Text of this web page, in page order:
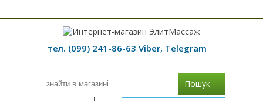
тел. (099) 241-86-63 Viber, Telegram
Пошук